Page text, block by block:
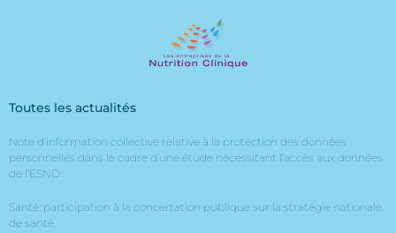
Toutes les actualités
Note d’information collective relative à la protection des données
personnelles dans le cadre d’une étude nécessitant l’accès aux données
de l’ESND
Santé: participation à la concertation publique sur la stratégie nationale
de santé